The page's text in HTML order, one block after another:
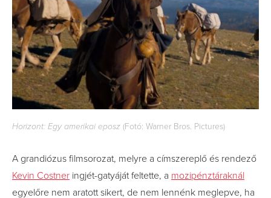
Horizont: Egy amerikai eposz (Fotó: Warner Bros. Pictures)
A grandiózus filmsorozat, melyre a címszereplő és rendező
Kevin Costner ingjét-gatyáját feltette, a mozipénztáraknál
egyelőre nem aratott sikert, de nem lennénk meglepve, ha